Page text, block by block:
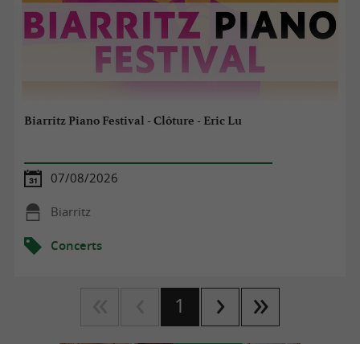
Biarritz Piano Festival - Clôture - Eric Lu
07/08/2026
Biarritz
Concerts
1